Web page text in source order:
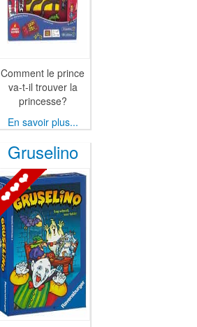
Comment le prince
va-t-il trouver la
princesse?
En savoir plus...
Gruselino